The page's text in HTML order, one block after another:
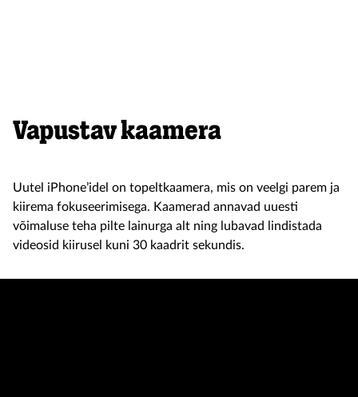
Vapustav kaamera
Uutel iPhone’idel on topeltkaamera, mis on veelgi parem ja
kiirema fokuseerimisega. Kaamerad annavad uuesti
võimaluse teha pilte lainurga alt ning lubavad lindistada
videosid kiirusel kuni 30 kaadrit sekundis.